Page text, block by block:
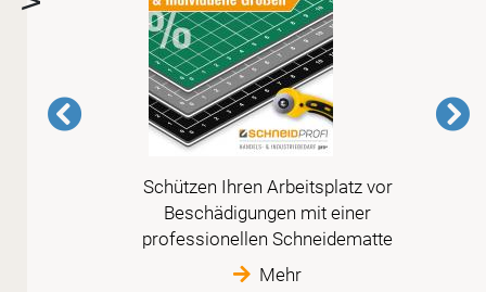
Schützen Ihren Arbeitsplatz vor
Beschädigungen mit einer
professionellen Schneidematte
Mehr